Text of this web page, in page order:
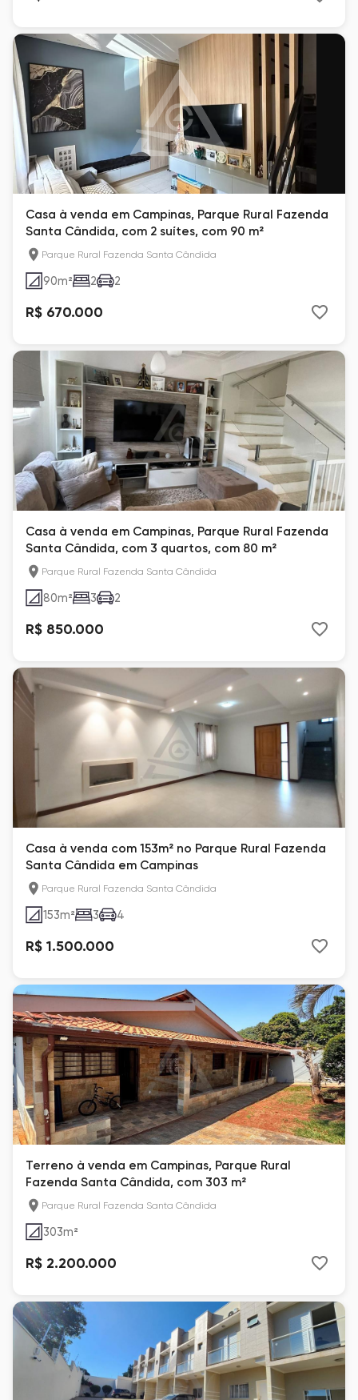
Casa à venda em Campinas, Parque Rural Fazenda
Santa Cândida, com 2 suítes, com 90 m²
Parque Rural Fazenda Santa Cândida
90m² 2 2
R$ 670.000
Casa à venda em Campinas, Parque Rural Fazenda
Santa Cândida, com 3 quartos, com 80 m²
Parque Rural Fazenda Santa Cândida
80m² 3 2
R$ 850.000
Casa à venda com 153m² no Parque Rural Fazenda
Santa Cândida em Campinas
Parque Rural Fazenda Santa Cândida
153m² 3 4
R$ 1.500.000
Terreno à venda em Campinas, Parque Rural
Fazenda Santa Cândida, com 303 m²
Parque Rural Fazenda Santa Cândida
303m²
R$ 2.200.000